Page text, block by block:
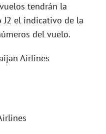
tendrán la
J2 el indicativo de la
del vuelo.
Airlines